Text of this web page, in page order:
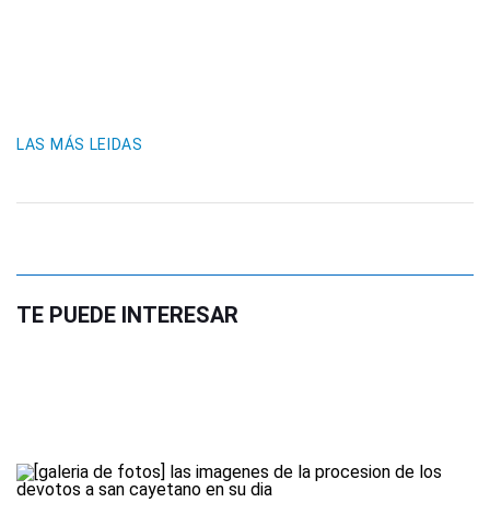
LAS MÁS LEIDAS
TE PUEDE INTERESAR